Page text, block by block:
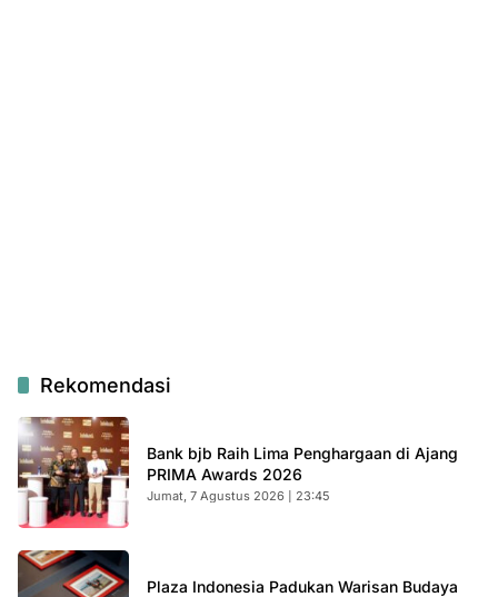
Rekomendasi
Bank bjb Raih Lima Penghargaan di Ajang
PRIMA Awards 2026
Jumat, 7 Agustus 2026 | 23:45
Plaza Indonesia Padukan Warisan Budaya